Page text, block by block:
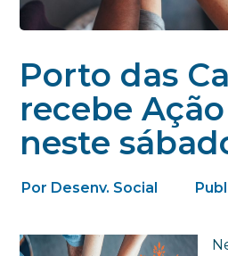
Porto das
recebe
neste
Por Desenv. Social